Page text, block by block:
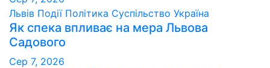
Львів Події Політика Суспільство Україна
Як спека впливає на мера Львова
Садового
Сер 7, 2026